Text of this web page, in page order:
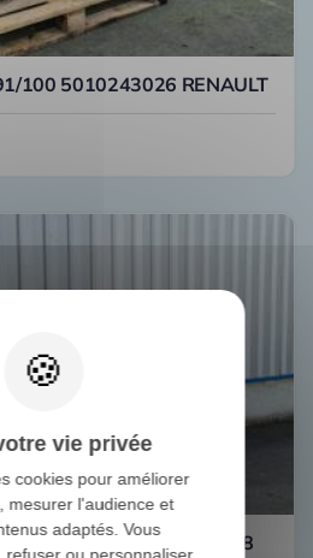
100 5010243026 RENAULT
7421570378 6.75-0.78
vie privée
cookies pour améliorer
mesurer l'audience et
adaptés. Vous